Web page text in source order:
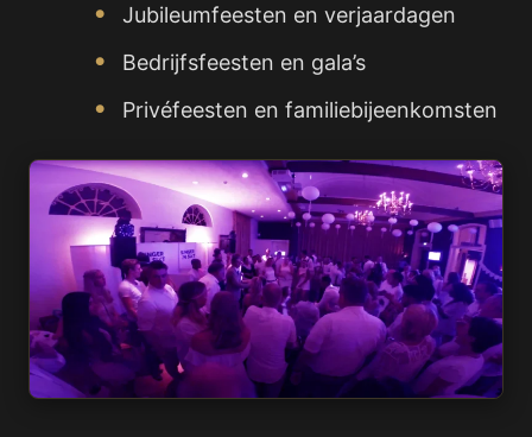
Jubileumfeesten en verjaardagen
Bedrijfsfeesten en gala’s
Privéfeesten en familiebijeenkomsten